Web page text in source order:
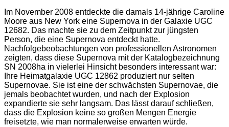
Im November 2008 entdeckte die damals 14-jährige Caroline
Moore aus New York eine Supernova in der Galaxie UGC
12682. Das machte sie zu dem Zeitpunkt zur jüngsten
Person, die eine Supernova entdeckt hatte.
Nachfolgebeobachtungen von professionellen Astronomen
zeigten, dass diese Supernova mit der Katalogbezeichnung
SN 2008ha in vielerlei Hinsicht besonders interessant war:
Ihre Heimatgalaxie UGC 12862 produziert nur selten
Supernovae. Sie ist eine der schwächsten Supernovae, die
jemals beobachtet wurden, und nach der Explosion
expandierte sie sehr langsam. Das lässt darauf schließen,
dass die Explosion keine so großen Mengen Energie
freisetzte, wie man normalerweise erwarten würde.